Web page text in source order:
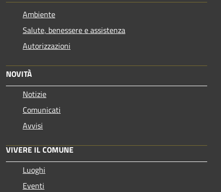
Ambiente
Salute, benessere e assistenza
Autorizzazioni
NOVITÀ
Notizie
Comunicati
Avvisi
VIVERE IL COMUNE
Luoghi
Eventi